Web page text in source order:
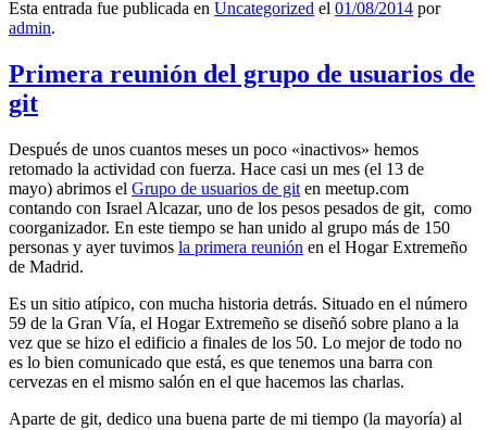
Esta entrada fue publicada en Uncategorized el 01/08/2014 por
admin.
Primera reunión del grupo de usuarios de
git
Después de unos cuantos meses un poco «inactivos» hemos
retomado la actividad con fuerza. Hace casi un mes (el 13 de
mayo) abrimos el Grupo de usuarios de git en meetup.com
contando con Israel Alcazar, uno de los pesos pesados de git, como
coorganizador. En este tiempo se han unido al grupo más de 150
personas y ayer tuvimos la primera reunión en el Hogar Extremeño
de Madrid.
Es un sitio atípico, con mucha historia detrás. Situado en el número
59 de la Gran Vía, el Hogar Extremeño se diseñó sobre plano a la
vez que se hizo el edificio a finales de los 50. Lo mejor de todo no
es lo bien comunicado que está, es que tenemos una barra con
cervezas en el mismo salón en el que hacemos las charlas.
Aparte de git, dedico una buena parte de mi tiempo (la mayoría) al